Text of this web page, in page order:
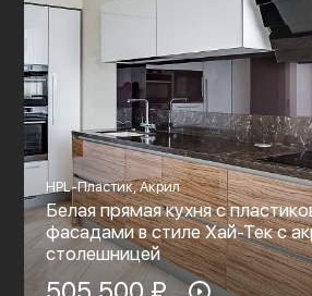
HPL-Пластик, Акрил
Белая прямая кухня с
фасадами в стиле Хай-Тек c
столешницей